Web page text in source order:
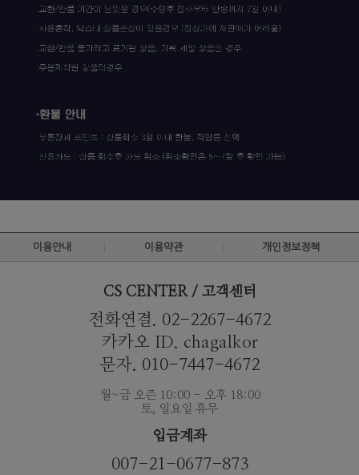
이용안내 이용약관 개인정보정책
CS CENTER / 고객센터
전화연결. 02-2267-4672
카카오 ID. chagalkor
문자. 010-7447-4672
월~금 오즌 10:00 - 오후 18:00
토, 일요일 휴무
입금계좌
007-21-0677-873